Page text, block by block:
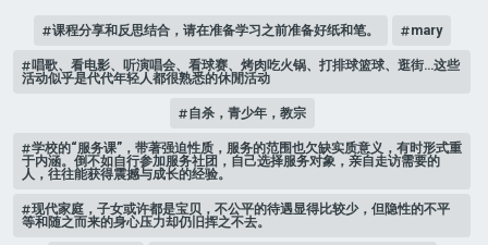
课程分享和反思结合，请在准备学习之前准备好纸和笔。 mary
唱歌、看电影、听演唱会、看球赛、烤肉吃火锅、打排球篮球、逛街…这些
活动似乎是代代年轻人都很熟悉的休閒活动
自杀，青少年，教宗
学校的“服务课”，带著强迫性质，服务的范围也欠缺实质意义，有时形式重
于内涵。倒不如自行参加服务社团，自己选择服务对象，亲自走访需要的
人，往往能获得震撼与成长的经验。
现代家庭，子女或许都是宝贝，不公平的待遇显得比较少，但隐性的不平
等和随之而来的身心压力却仍旧挥之不去。